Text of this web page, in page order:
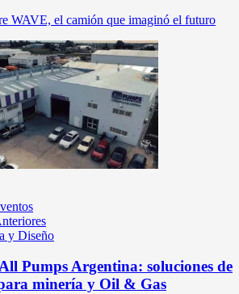
WAVE, el camión que imaginó el futuro
y Diseño
Pumps Argentina: soluciones de
minería y Oil & Gas